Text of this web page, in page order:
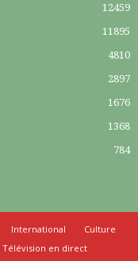
12459
11895
4810
2897
1676
1368
784
International
Culture
Télévision en direct